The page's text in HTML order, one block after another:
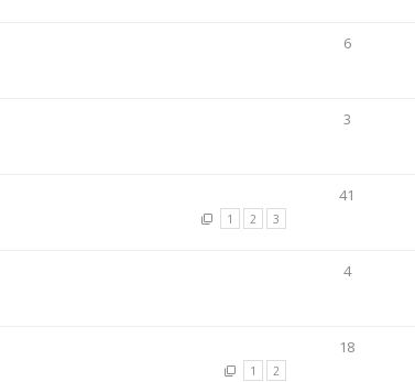
6
3
1 2 3
41
4
1 2
18